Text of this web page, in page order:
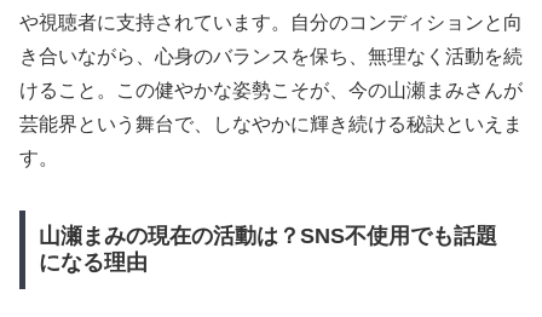
や視聴者に支持されています。自分のコンディションと向
き合いながら、心身のバランスを保ち、無理なく活動を続
けること。この健やかな姿勢こそが、今の山瀬まみさんが
芸能界という舞台で、しなやかに輝き続ける秘訣といえま
す。
山瀬まみの現在の活動は？SNS不使用でも話題
になる理由